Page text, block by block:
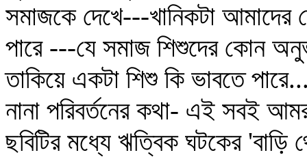
সমাজকে দেখে---খানিকটা আমাদের
পারে ---যে সমাজ শিশুদের কোন
তাকিয়ে একটা শিশু কি ভাবতে
নানা পরিবর্তনের কথা- এই সবই
ছবিটির মধ্যে ঋত্বিক ঘটকের